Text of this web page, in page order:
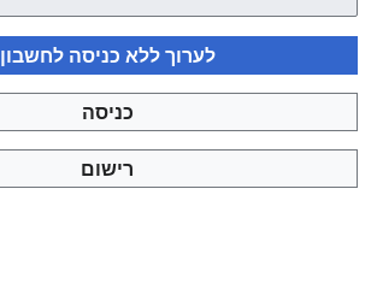
מדיניות פרטיות תצוגת מחשבים
לערוך ללא כניסה לחשבון
כניסה
רישום